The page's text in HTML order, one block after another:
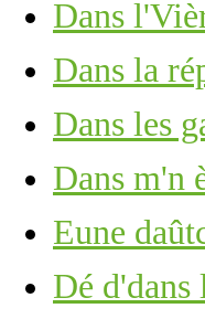
Dans
Dans la
Dans les
Dans m'n
Eune
Dé d'dans